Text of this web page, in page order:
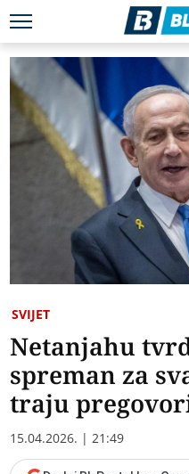
SVIJET
Netanjahu
spreman za
traju
15.04.2026. | 21:49